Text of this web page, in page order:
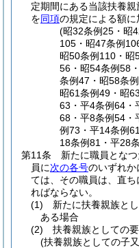
定期間にある当該扶養
を同項の規定による額に
(昭32条例25・昭
105・昭47条例
昭50条例110・昭
56・昭54条例58
条例47・昭58条
昭61条例49・昭
63・平4条例64・
68・平8条例54・
例73・平14条例
18条例81・平28
第11条
新たに職員とな
員に次の各号のいずれか
ては、その職員は、直
ればならない。
(1)
新たに扶養親族と
ある場合
(2)
扶養親族としての
(扶養親族としての子